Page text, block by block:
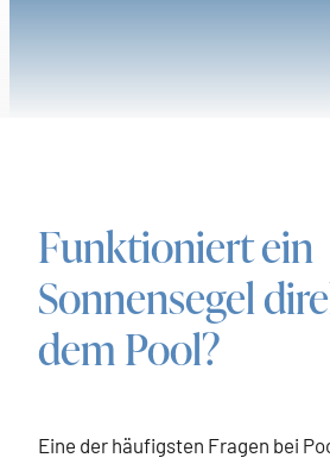
Funktioniert ein
Sonnensegel
dem Pool?
Eine der häufigsten Fragen bei